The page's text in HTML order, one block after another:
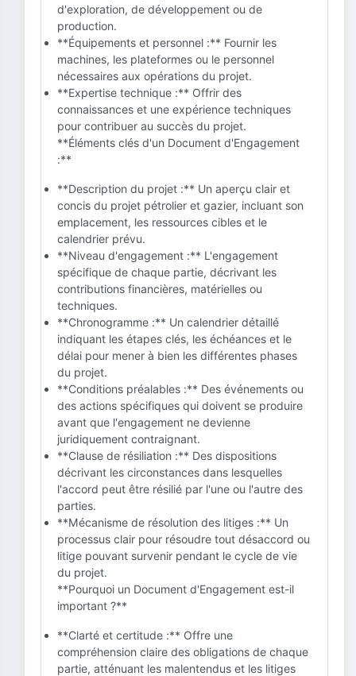
d'exploration, de développement ou de
production.
**Équipements et personnel :** Fournir les
machines, les plateformes ou le personnel
nécessaires aux opérations du projet.
**Expertise technique :** Offrir des
connaissances et une expérience techniques
pour contribuer au succès du projet.
**Éléments clés d'un Document d'Engagement
:**
**Description du projet :** Un aperçu clair et
concis du projet pétrolier et gazier, incluant son
emplacement, les ressources cibles et le
calendrier prévu.
**Niveau d'engagement :** L'engagement
spécifique de chaque partie, décrivant les
contributions financières, matérielles ou
techniques.
**Chronogramme :** Un calendrier détaillé
indiquant les étapes clés, les échéances et le
délai pour mener à bien les différentes phases
du projet.
**Conditions préalables :** Des événements ou
des actions spécifiques qui doivent se produire
avant que l'engagement ne devienne
juridiquement contraignant.
**Clause de résiliation :** Des dispositions
décrivant les circonstances dans lesquelles
l'accord peut être résilié par l'une ou l'autre des
parties.
**Mécanisme de résolution des litiges :** Un
processus clair pour résoudre tout désaccord ou
litige pouvant survenir pendant le cycle de vie
du projet.
**Pourquoi un Document d'Engagement est-il
important ?**
**Clarté et certitude :** Offre une
compréhension claire des obligations de chaque
partie, atténuant les malentendus et les litiges